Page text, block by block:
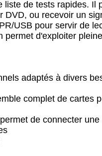
liste de tests rapides. Il
DVD, ou recevoir un
USB pour servir de
permet d'exploiter
adaptés à divers
complet de cartes
de connecter une